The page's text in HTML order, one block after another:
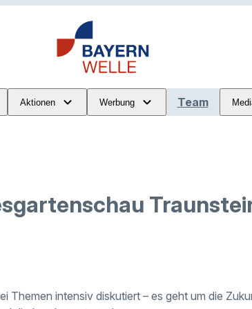
Aktionen Werbung Team
Themen intensiv diskutiert – es geht um die